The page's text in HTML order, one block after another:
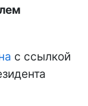
с ссылкой